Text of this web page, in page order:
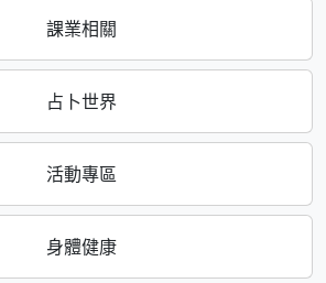
課業相關
占卜世界
活動專區
身體健康